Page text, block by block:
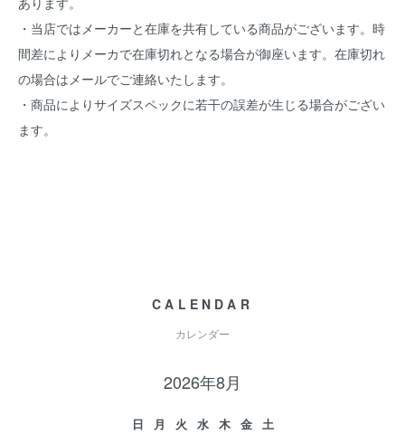
・当店ではメーカーと在庫を共有している商品がございます。時
間差によりメーカで在庫切れとなる場合が御座います。在庫切れ
の場合はメールでご連絡いたします。
・商品によりサイズスペックに若干の誤差が生じる場合がござい
ます。
CALENDAR
カレンダー
2026年8月
日 月 火 水 木 金
土